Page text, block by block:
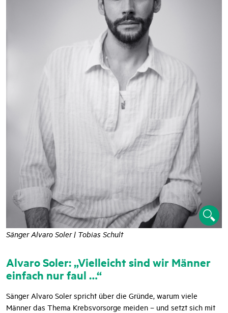
Alvaro Soler: „Vielleicht sind wir Männer
einfach nur faul …“
Sänger Alvaro Soler spricht über die Gründe, warum viele
Männer das Thema Krebsvorsorge meiden – und setzt sich mit
Sänger Alvaro Soler | Tobias Schult